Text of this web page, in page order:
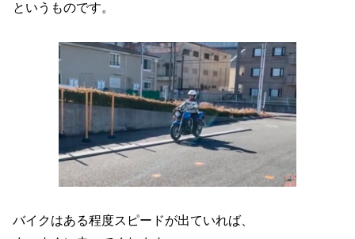
というものです。
バイクはある程度スピードが出ていれば、